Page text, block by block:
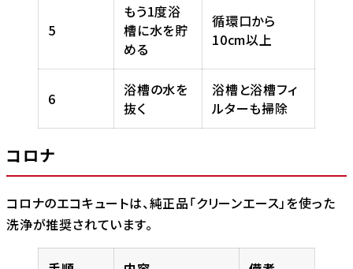
5
もう1度浴
槽に水を貯
める
循環口から
10cm以上
6
浴槽の水を
抜く
浴槽と浴槽フィ
ルターも掃除
コロナ
コロナのエコキュートは、純正品「クリーンエース」を使った
洗浄が推奨されています。